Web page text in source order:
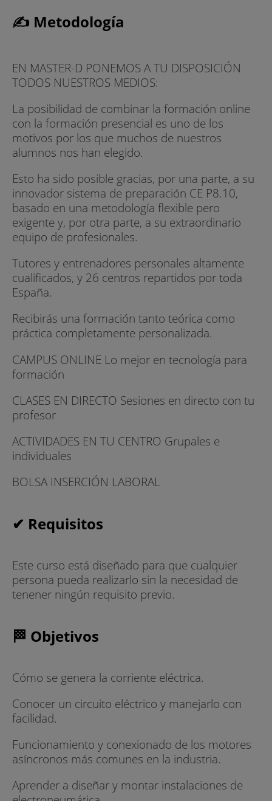
✍ Metodología
EN MASTER-D PONEMOS A TU DISPOSICIÓN
TODOS NUESTROS MEDIOS:
La posibilidad de combinar la formación online
con la formación presencial es uno de los
motivos por los que muchos de nuestros
alumnos nos han elegido.
Esto ha sido posible gracias, por una parte, a su
innovador sistema de preparación CE P8.10,
basado en una metodología flexible pero
exigente y, por otra parte, a su extraordinario
equipo de profesionales.
Tutores y entrenadores personales altamente
cualificados, y 26 centros repartidos por toda
España.
Recibirás una formación tanto teórica como
práctica completamente personalizada.
CAMPUS ONLINE Lo mejor en tecnología para
formación
CLASES EN DIRECTO Sesiones en directo con tu
profesor
ACTIVIDADES EN TU CENTRO Grupales e
individuales
BOLSA INSERCIÓN LABORAL
✔ Requisitos
Este curso está diseñado para que cualquier
persona pueda realizarlo sin la necesidad de
tenener ningún requisito previo.
🏁 Objetivos
Cómo se genera la corriente eléctrica.
Conocer un circuito eléctrico y manejarlo con
facilidad.
Funcionamiento y conexionado de los motores
asíncronos más comunes en la industria.
Aprender a diseñar y montar instalaciones de